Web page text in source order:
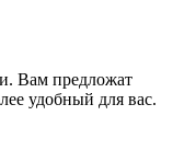
Вам предложат
удобный для вас.